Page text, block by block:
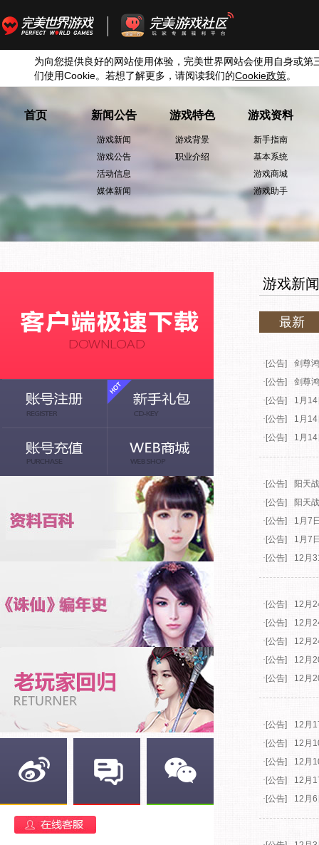
为向您提供良好的网站使用体验，完美世界网站会使用自身或第
们使用Cookie。若想了解更多，请阅读我们的Cookie政策。
首页 新闻公告
游戏新闻
游戏公告
活动信息
媒体新闻
游戏特色
游戏背景
职业介绍
游戏资料
新手指南
基本系统
游戏商城
游戏助手
游戏新闻
最新
· [公告]
剑尊
· [公告]
剑尊
· [公告]
1月
· [公告]
1月
· [公告] 1月
· [公告]
阳天
· [公告]
阳天
· [公告]
1月7
· [公告]
1月7
· [公告] 12月
· [公告]
12月
· [公告]
12月
· [公告]
12月
· [公告]
12月
· [公告] 12月
· [公告]
12月
· [公告]
12月
· [公告]
12月
· [公告]
12月
· [公告] 12月